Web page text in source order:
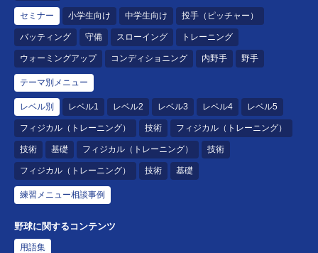
セミナー 小学生向け 中学生向け 投手（ピッチャー）
バッティング 守備 スローイング トレーニング
ウォーミングアップ コンディショニング 内野手 野手
テーマ別メニュー
レベル別 レベル1 レベル2 レベル3 レベル4 レベル5
フィジカル（トレーニング） 技術 フィジカル（トレーニング）
技術 基礎 フィジカル（トレーニング） 技術
フィジカル（トレーニング） 技術 基礎
練習メニュー相談事例
野球に関するコンテンツ
用語集